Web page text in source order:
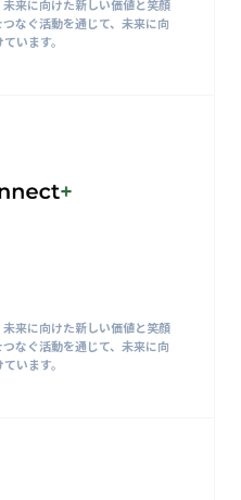
来に向けた新しい価値と笑顔
なぐ活動を通じて、未来に向
います。
来に向けた新しい価値と笑顔
なぐ活動を通じて、未来に向
います。